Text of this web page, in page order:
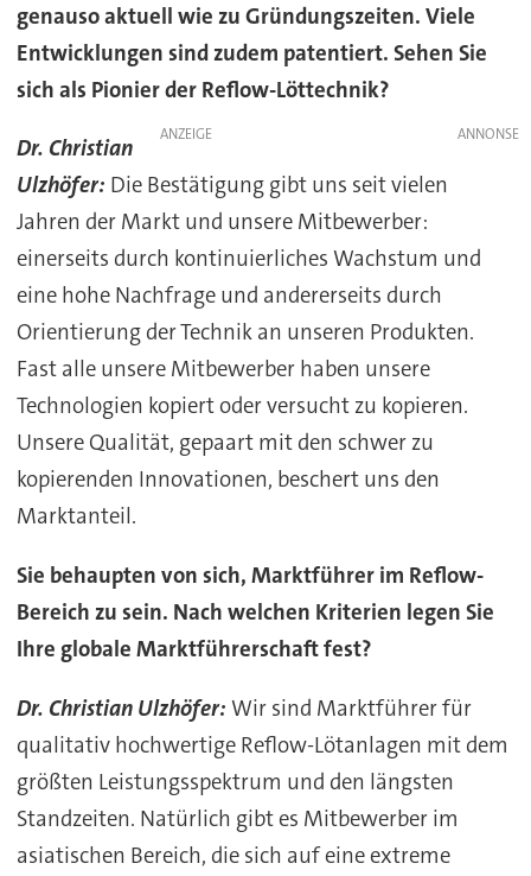
genauso aktuell wie zu Gründungszeiten. Viele
Entwicklungen sind zudem patentiert. Sehen Sie
sich als Pionier der Reflow-Löttechnik?
ANZEIGE
Dr. Christian
Ulzhöfer: Die Bestätigung gibt uns seit vielen
Jahren der Markt und unsere Mitbewerber:
einerseits durch kontinuierliches Wachstum und
eine hohe Nachfrage und andererseits durch
Orientierung der Technik an unseren Produkten.
Fast alle unsere Mitbewerber haben unsere
Technologien kopiert oder versucht zu kopieren.
Unsere Qualität, gepaart mit den schwer zu
kopierenden Innovationen, beschert uns den
Marktanteil.
Sie behaupten von sich, Marktführer im Reflow-
Bereich zu sein. Nach welchen Kriterien legen Sie
Ihre globale Marktführerschaft fest?
Dr. Christian Ulzhöfer: Wir sind Marktführer für
qualitativ hochwertige Reflow-Lötanlagen mit dem
größten Leistungsspektrum und den längsten
Standzeiten. Natürlich gibt es Mitbewerber im
asiatischen Bereich, die sich auf eine extreme